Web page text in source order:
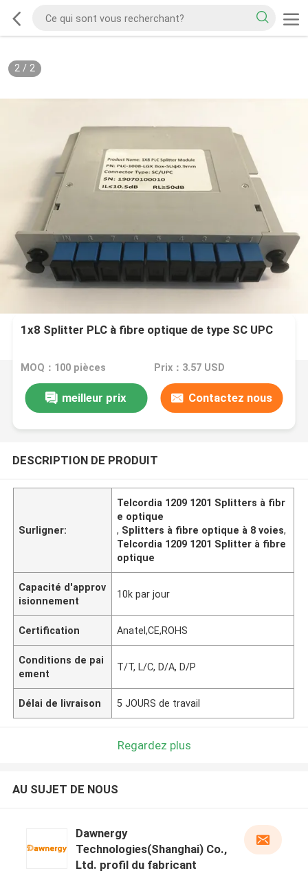
2/ 2
1x8 Splitter PLC à fibre optique de type SC UPC
MOQ：100 pièces Prix：3.57 USD
meilleur prix Contactez nous
DESCRIPTION DE PRODUIT
Surligner:
Telcordia 1209 1201 Splitters à fibr
e optique
, Splitters à fibre optique à 8 voies,
Telcordia 1209 1201 Splitter à fibre
optique
Capacité d'approv
isionnement
10k par jour
Certification Anatel,CE,ROHS
Conditions de pai
ement
T/T, L/C, D/A, D/P
Délai de livraison 5 JOURS de travail
Regardez plus
AU SUJET DE NOUS
Dawnergy
Technologies(Shanghai) Co.,
Ltd. profil du fabricant